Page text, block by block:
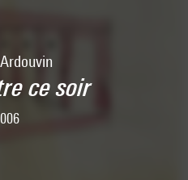
ce soir